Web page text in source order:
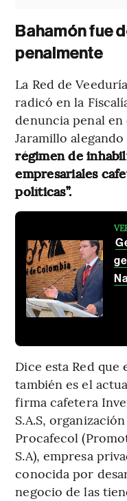
Bahamón fue
penalmente
La Red de
radicó en la
denuncia penal
Jaramillo alegando
régimen de
empresariales
políticas”.
Dice esta Red que
también es el
firma cafetera
S.A.S,
Procafecol
S.A), empresa
conocida por
negocio de las